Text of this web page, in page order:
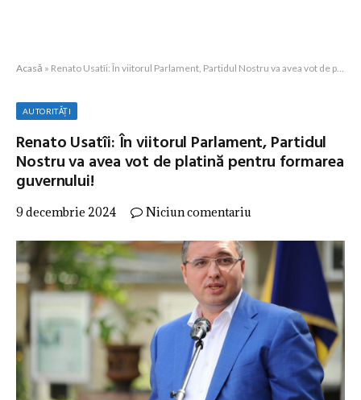
Acasă » Renato Usatîi: În viitorul Parlament, Partidul Nostru va avea vot de platină pentru formarea guvernului!
AUTORITĂȚI
Renato Usatîi: În viitorul Parlament, Partidul
Nostru va avea vot de platină pentru formarea
guvernului!
9 decembrie 2024 Niciun comentariu